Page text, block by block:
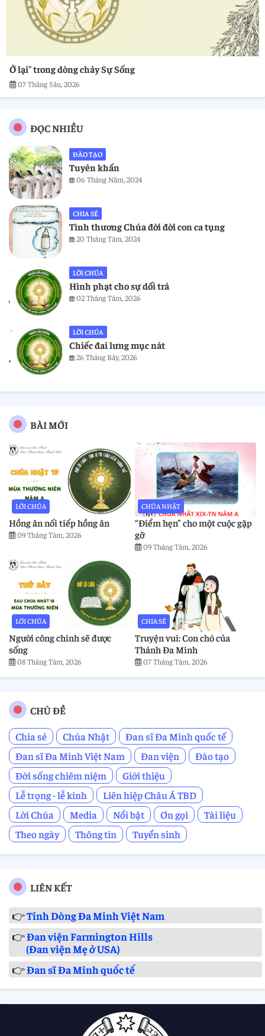
Ở lại" trong dòng chảy Sự Sống
07 Tháng Sáu, 2026
ĐỌC NHIỀU
ĐÀO TẠO
Tuyên khấn
06 Tháng Năm, 2024
CHIA SẺ
Tình thương Chúa đời đời con ca tụng
20 Tháng Tám, 2024
LỜI CHÚA
Hình phạt cho sự dối trá
02 Tháng Tám, 2026
LỜI CHÚA
Chiếc đai lưng mục nát
26 Tháng Bảy, 2026
BÀI MỚI
LỜI CHÚA
Hồng ân nối tiếp hồng ân
09 Tháng Tám, 2026
CHÚA NHẬT
“Điểm hẹn” cho một cuộc gặp
gỡ
09 Tháng Tám, 2026
LỜI CHÚA
Người công chính sẽ được
sống
08 Tháng Tám, 2026
CHIA SẺ
Truyện vui: Con chó của
Thánh Đa Minh
07 Tháng Tám, 2026
CHỦ ĐỀ
Chia sẻ
Chúa Nhật
Đan sĩ Đa Minh quốc tế
Đan sĩ Đa Minh Việt Nam
Đan viện
Đào tạo
Đời sống chiêm niệm
Giới thiệu
Lễ trọng - lễ kính
Liên hiệp Châu Á TBD
Lời Chúa
Media Nổi bật Ơn gọi
Tài liệu
Theo ngày
Thông tin Tuyển sinh
LIÊN KẾT
👉Tỉnh Dòng Đa Minh Việt Nam
👉Đan viện Farmington Hills
(Đan viện Mẹ ở USA)
👉Đan sĩ Đa Minh quốc tế